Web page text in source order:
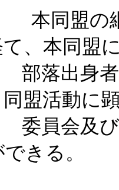
同盟の綱
、本同盟
者を同
盟活動に
び中央
きる。